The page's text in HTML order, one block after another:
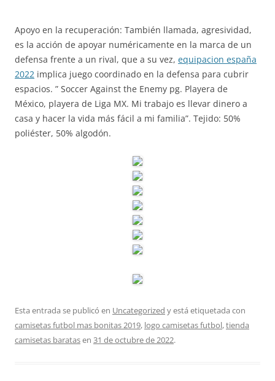
Apoyo en la recuperación: También llamada, agresividad,
es la acción de apoyar numéricamente en la marca de un
defensa frente a un rival, que a su vez, equipacion españa
2022 implica juego coordinado en la defensa para cubrir
espacios. ” Soccer Against the Enemy pg. Playera de
México, playera de Liga MX. Mi trabajo es llevar dinero a
casa y hacer la vida más fácil a mi familia”. Tejido: 50%
poliéster, 50% algodón.
Esta entrada se publicó en Uncategorized y está etiquetada con
camisetas futbol mas bonitas 2019, logo camisetas futbol,tienda
camisetas baratasen 31 de octubre de 2022.